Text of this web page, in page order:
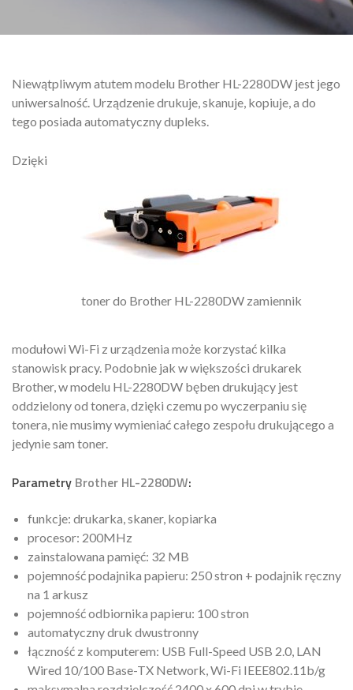
Niewątpliwym atutem modelu Brother HL-2280DW jest jego
uniwersalność. Urządzenie drukuje, skanuje, kopiuje, a do
tego posiada automatyczny dupleks.
toner do Brother HL-2280DW zamiennik
Dzięki
modułowi Wi-Fi z urządzenia może korzystać kilka
stanowisk pracy. Podobnie jak w większości drukarek
Brother, w modelu HL-2280DW bęben drukujący jest
oddzielony od tonera, dzięki czemu po wyczerpaniu się
tonera, nie musimy wymieniać całego zespołu drukującego a
jedynie sam toner.
Parametry Brother HL-2280DW:
funkcje: drukarka, skaner, kopiarka
procesor: 200MHz
zainstalowana pamięć: 32 MB
pojemność podajnika papieru: 250 stron + podajnik ręczny
na 1 arkusz
pojemność odbiornika papieru: 100 stron
automatyczny druk dwustronny
łączność z komputerem: USB Full-Speed USB 2.0, LAN
Wired 10/100 Base-TX Network, Wi-Fi IEEE802.11b/g